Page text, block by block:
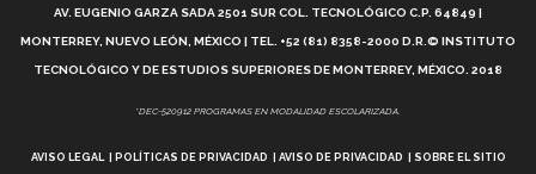
¿Cómo es el Modelo Educativo Tec? (video)
Vida Tec: Feminismo e Inteligencia Artificial, Paola
AV. EUGENIO GARZA SADA 2501 SUR COL. TECNOLÓGICO C.P. 64849 |
MONTERREY, NUEVO LEÓN, MÉXICO | TEL. +52 (81) 8358-2000 D.R.© INSTITUTO
TECNOLÓGICO Y DE ESTUDIOS SUPERIORES DE MONTERREY, MÉXICO. 2018
*DEC-520912 PROGRAMAS EN MODALIDAD ESCOLARIZADA.
AVISO LEGAL POLÍTICAS DE PRIVACIDAD AVISO DE PRIVACIDAD SOBRE EL SITIO